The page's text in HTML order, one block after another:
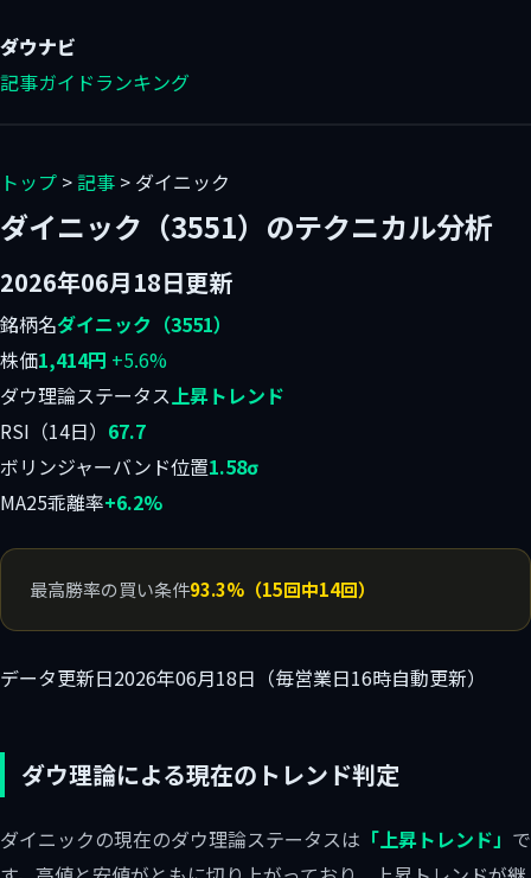
ダウナビ
記事ガイドランキング
トップ >記事 > ダイニック
ダイニック（3551）のテクニカル分析
2026年06月18日更新
銘柄名ダイニック（3551）
株価1,414円 +5.6%
ダウ理論ステータス上昇トレンド
RSI（14日） 67.7
ボリンジャーバンド位置1.58σ
MA25乖離率+6.2%
最高勝率の買い条件93.3%（15回中14回）
データ更新日2026年06月18日（毎営業日16時自動更新）
ダウ理論による現在のトレンド判定
ダイニックの現在のダウ理論ステータスは 「上昇トレンド」 で